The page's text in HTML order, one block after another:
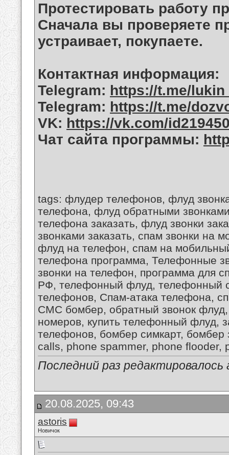
Протестировать работу
Сначала вы проверяете
устраивает, покупаете.
Контактная информация:
Telegram: https://t.me/
Telegram: https://t.me/
VK: https://vk.com/
Чат сайта программы:
tags: флудер телефонов, флуд
телефона, флуд обратными
телефона заказать, флуд звонки
звонками заказать, спам звонки на
флуд на телефон, спам на
телефона программа, Телефонные
звонки на телефон, программа для
РФ, телефонный флуд, телефонный
телефонов, Спам-атака телефона,
СМС бомбер, обратный звонок
номеров, купить телефонный флуд,
телефонов, бомбер симкарт,
calls, phone spammer, phone flooder,
Последний раз
20.08.2025, 09:43
astoris
Новичок